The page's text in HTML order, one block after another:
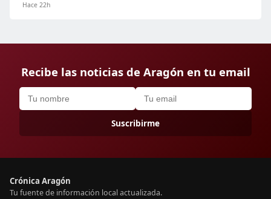
Hace 22h
Recibe las noticias de Aragón en tu email
Suscribirme
Crónica Aragón
Tu fuente de información local actualizada.